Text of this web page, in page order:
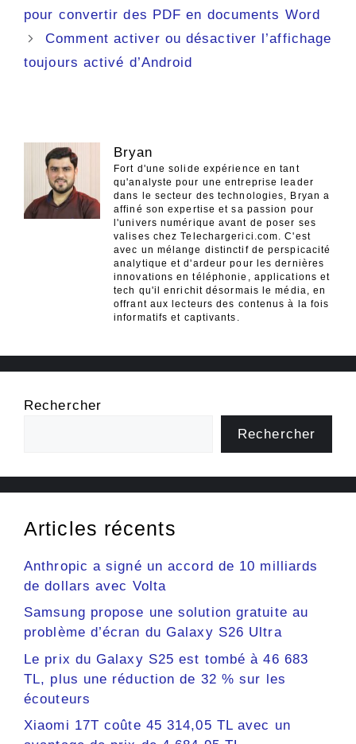
des
pour convertir des PDF en documents Word
Comment activer ou désactiver l’affichage
toujours activé d’Android
Bryan
Fort d'une solide expérience en tant
qu'analyste pour une entreprise leader
dans le secteur des technologies, Bryan a
affiné son expertise et sa passion pour
l'univers numérique avant de poser ses
valises chez Telechargerici.com. C'est
avec un mélange distinctif de perspicacité
analytique et d'ardeur pour les dernières
innovations en téléphonie, applications et
tech qu'il enrichit désormais le média, en
offrant aux lecteurs des contenus à la fois
informatifs et captivants.
Rechercher
Rechercher
Articles récents
Anthropic a signé un accord de 10 milliards
de dollars avec Volta
Samsung propose une solution gratuite au
problème d’écran du Galaxy S26 Ultra
Le prix du Galaxy S25 est tombé à 46 683
TL, plus une réduction de 32 % sur les
écouteurs
Xiaomi 17T coûte 45 314,05 TL avec un